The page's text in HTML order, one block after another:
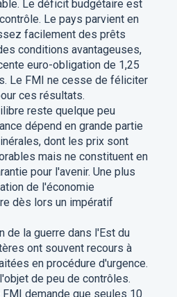
Le déficit budgétaire est
Le pays parvient en
facilement des prêts
conditions avantageuses,
euro-obligation de 1,25
Le FMI ne cesse de féliciter
ces résultats.
reste quelque peu
dépend en grande partie
dont les prix sont
mais ne constituent en
pour l'avenir. Une plus
de l'économie
dès lors un impératif
de la guerre dans l'Est du
ont souvent recours à
en procédure d'urgence.
de peu de contrôles.
demande que seules 10